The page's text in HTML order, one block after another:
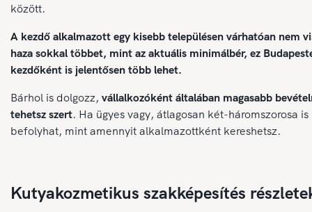
között.
A kezdő alkalmazott egy kisebb településen várhatóan nem
haza sokkal többet, mint az aktuális minimálbér, ez
kezdőként is jelentősen több lehet.
Bárhol is dolgozz, vállalkozóként általában magasabb
tehetsz szert. Ha ügyes vagy, átlagosan két-háromszorosa is
befolyhat, mint amennyit alkalmazottként kereshetsz.
Kutyakozmetikus szakképesítés